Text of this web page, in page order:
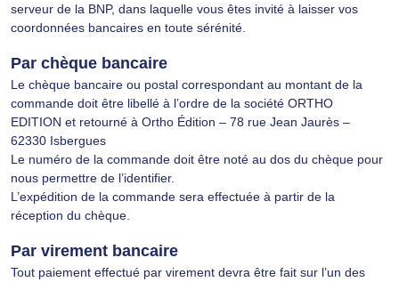
serveur de la BNP, dans laquelle vous êtes invité à laisser vos
coordonnées bancaires en toute sérénité.
Par chèque bancaire
Le chèque bancaire ou postal correspondant au montant de la
commande doit être libellé à l’ordre de la société ORTHO
EDITION et retourné à Ortho Édition – 78 rue Jean Jaurès –
62330 Isbergues
Le numéro de la commande doit être noté au dos du chèque pour
nous permettre de l’identifier.
L’expédition de la commande sera effectuée à partir de la
réception du chèque.
Par virement bancaire
Tout paiement effectué par virement devra être fait sur l’un des